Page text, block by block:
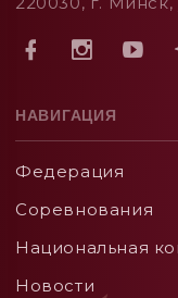
НАВИГАЦИЯ
Федерация
Соревнования
Национальная
Новости